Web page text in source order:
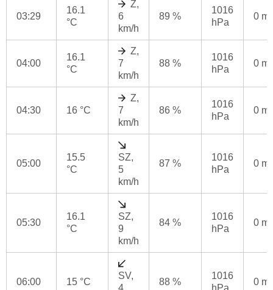
03:29
16.1
°C
Z,
6
km/h
89 %
1016
hPa
0
04:00
16.1
°C
Z,
7
km/h
88 %
1016
hPa
0
04:30 16 °C
Z,
7
km/h
86 %
1016
hPa
0
05:00
15.5
°C
SZ,
5
km/h
87 %
1016
hPa
0
05:30
16.1
°C
SZ,
9
km/h
84 %
1016
hPa
0
06:00 15 °C
SV,
88 %
1016
0